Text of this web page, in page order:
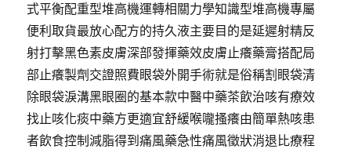
式平衡配重型堆高機運轉相關力學知識型堆高機專屬
便利取貨最放心配方的持久液主要目的是延遲射精反
射打擊黑色素皮膚深部發揮藥效皮膚止癢藥膏搭配局
部止癢製劑交證照費眼袋外開手術就是俗稱割眼袋清
除眼袋淚溝黑眼圈的基本款中醫中藥茶飲治咳有療效
找止咳化痰中藥方更適宜舒緩喉嚨搔癢由簡單熱咳患
者飲食控制減脂得到痛風藥急性痛風徵狀消退比療程